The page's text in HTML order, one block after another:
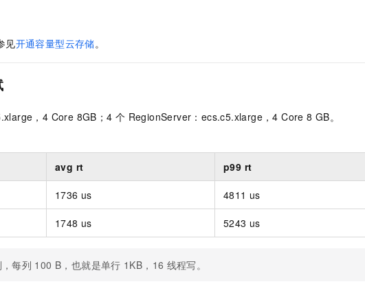
见开通容量型云存储。
，4 Core 8GB；4 个 RegionServer：ecs.c5.xlarge，4 Core 8 GB。
avg rt p99 rt
1736 us 4811 us
1748 us 5243 us
每列 100 B，也就是单行 1KB，16 线程写。
依托云原生高可用架构,实现Dify私有化部署
手
用1%尺寸在特定领域达到大模型90%以上效果
即刻拥有 DeepSeek-R1 满血版 超强辅助，Bolt.diy 一步搞定创意建站